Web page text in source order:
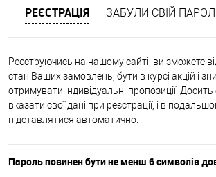
РЕЄСТРАЦІЯ ЗАБУЛИ СВІЙ
Реєструючись на нашому сайті, ви зможете
стан Ваших замовлень, бути в курсі акцій і
отримувати індивідуальні пропозиції.
вказати свої дані при реєстрації, і в
підставлятися автоматично.
Пароль повинен бути не менш 6 символів